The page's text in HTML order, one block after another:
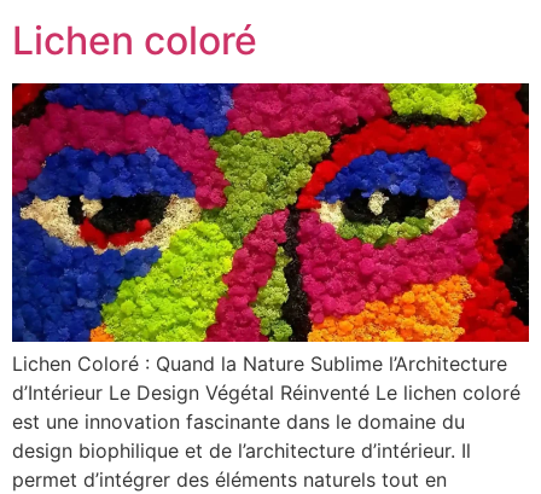
Lichen coloré
Lichen Coloré : Quand la Nature Sublime l’Architecture
d’Intérieur Le Design Végétal Réinventé Le lichen coloré
est une innovation fascinante dans le domaine du
design biophilique et de l’architecture d’intérieur. Il
permet d’intégrer des éléments naturels tout en